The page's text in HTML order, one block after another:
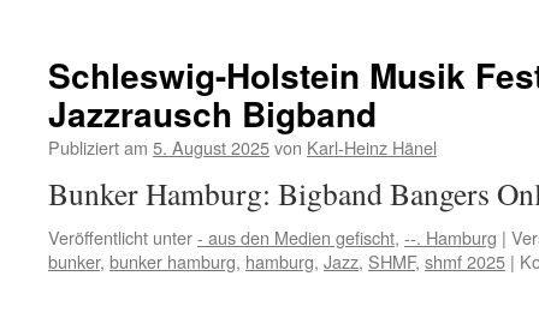
international
ein
Begriff,
Dank
Landgren
Schleswig-Holstein Musik
Jazzrausch Bigband
Publiziert am 5. August 2025von Karl-Heinz Hänel
Bunker Hamburg: Bigband Bangers
Veröffentlicht unter- aus den Medien gefischt, --. Hamburg |
bunker, bunker hamburg, hamburg, Jazz, SHMF, shmf 2025 |